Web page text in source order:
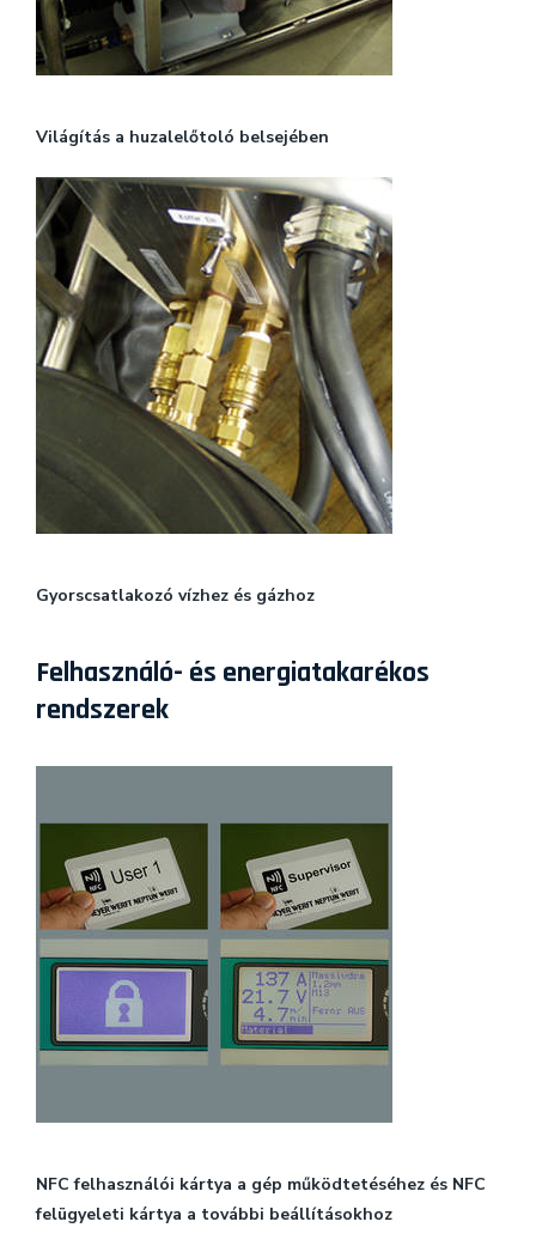
Világítás a huzalelőtoló belsejében
Gyorscsatlakozó vízhez és gázhoz
Felhasználó- és energiatakarékos
rendszerek
NFC felhasználói kártya a gép működtetéséhez és NFC
felügyeleti kártya a további beállításokhoz